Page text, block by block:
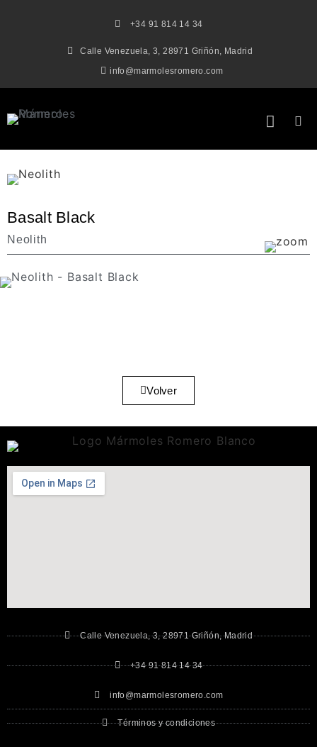
+34 91 814 14 34
Calle Venezuela, 3, 28971 Griñón, Madrid
info@marmolesromero.com
Basalt Black
Neolith
Volver
Calle Venezuela, 3, 28971 Griñón, Madrid
+34 91 814 14 34
info@marmolesromero.com
Términos y condiciones